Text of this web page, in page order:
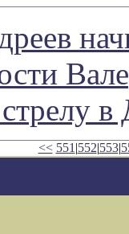
<< 551 |552|553|